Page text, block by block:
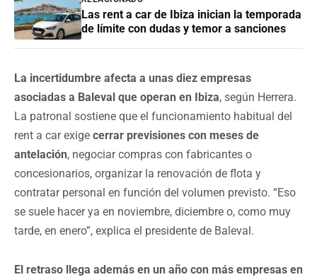
Las rent a car de Ibiza inician la temporada
de límite con dudas y temor a sanciones
La incertidumbre afecta a unas diez empresas
asociadas a Baleval que operan en Ibiza, según Herrera.
La patronal sostiene que el funcionamiento habitual del
rent a car exige cerrar previsiones con meses de
antelación, negociar compras con fabricantes o
concesionarios, organizar la renovación de flota y
contratar personal en función del volumen previsto. “Eso
se suele hacer ya en noviembre, diciembre o, como muy
tarde, en enero”, explica el presidente de Baleval.
El retraso llega además en un año con más empresas en